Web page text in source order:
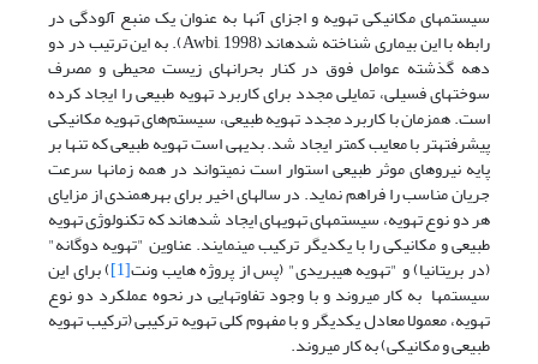
سیستم­های مکانیکی تهویه و اجزای آنها به عنوان یک منبع آلودگی در
رابطه با این بیماری شناخته شده­اند (Awbi, 1998). به این ترتیب در دو
دهه گذشته عوامل فوق در کنار بحرانهای زیست محیطی و مصرف
سوختهای فسیلی، تمایلی مجدد برای کاربرد تهویه طبیعی را ایجاد کرده
است. همزمان با کاربرد مجدد تهویه طبیعی، سیستم‌های تهویه مکانیکی
پیشرفته­تر با معایب کمتر ایجاد شد. بدیهی است تهویه طبیعی که تنها بر
پایه نیروهای موثر طبیعی استوار است نمی­تواند در همه زمان­ها سرعت
جریان مناسب را فراهم نماید. در سال­های اخیر برای بهره­مندی از مزایای
هر دو نوع تهویه، سیستم­های تهویه­ای ایجاد شده­اند که تکنولوژی تهویه
طبیعی و مکانیکی را با یکدیگر ترکیب می­نمایند. عناوین "تهویه دوگانه"
(در بریتانیا) و "تهویه هیبریدی" (پس از پروژه هایب ونت[1] ) برای این
سیستم­ها به کار می­روند و با وجود تفاوت­هایی در نحوه عملکرد دو نوع
تهویه، معمولا معادل یکدیگر و با مفهوم کلی تهویه ترکیبی (ترکیب تهویه
طبیعی و مکانیکی) به کار می­روند.